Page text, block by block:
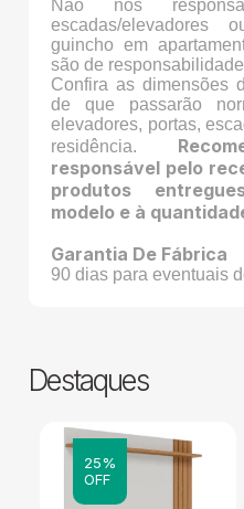
Não nos
escadas/elevadores
guincho em
são de
Confira as dimensões
de que passarão
elevadores, portas,
residência.
responsável pelo
produtos
modelo e à
Garantia De Fábrica
90 dias para eventuais
Destaques
25%
OFF